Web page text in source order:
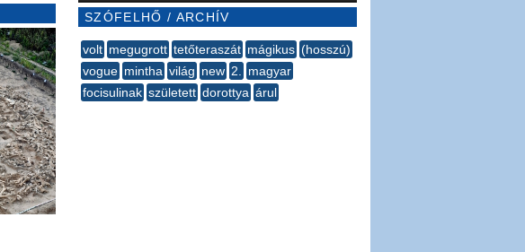
SZÓFELHŐ / ARCHÍV
volt megugrott tetőteraszát mágikus (hosszú)
vogue mintha világ new 2.
magyar
focisulinak született dorottya árul